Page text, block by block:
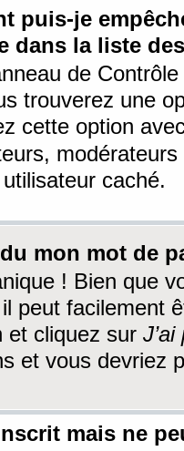
puis-je
dans la liste
de
trouverez une
cette option
caché.
mon mot de
! Bien que
peut facilement
et cliquez sur
et vous devriez
mais ne